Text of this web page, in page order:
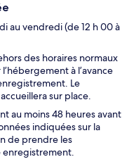
au vendredi (de 12 h 00 à
des horaires normaux
à l’avance
Le
sur place.
au moins 48 heures avant
indiquées sur la
de prendre les
enregistrement.